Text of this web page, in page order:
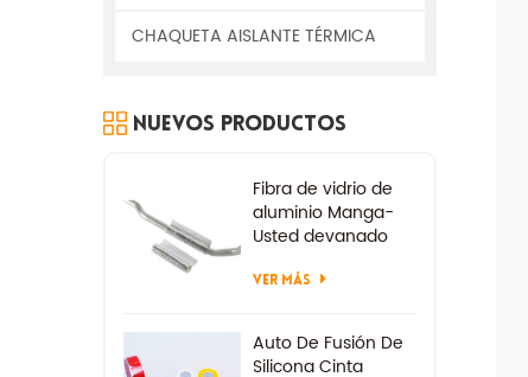
CHAQUETA AISLANTE TÉRMICA
Nuevos Productos
Fibra de vidrio de
aluminio Manga-
Usted devanado
VER MÁS
Auto De Fusión De
Silicona Cinta